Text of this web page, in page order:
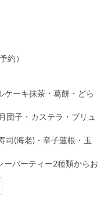
約）
ーキ抹茶・葛餅・どら
子・カステラ・ブリュ
司(海老)・辛子蓮根・玉
バーティー2種類からお